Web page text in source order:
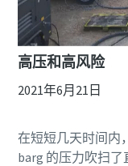
高压和高风险
2021年6月21日
在短短几天时间内
barg 的压力吹扫了